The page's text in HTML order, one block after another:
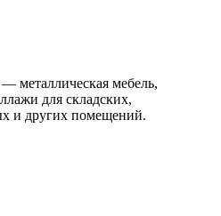
металлическая мебель,
для складских,
и других помещений.